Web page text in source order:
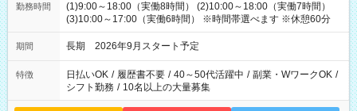
勤務時間
(1)9:00～18:00（実働8時間） (2)10:00～18:00（実働7時間）
(3)10:00～17:00（実働6時間） ※時間帯選べます ※休憩60分
期間 長期 2026年9月スタート予定
特徴 日払いOK / 履歴書不要 / 40～50代活躍中 / 副業・WワークOK /
シフト勤務 / 10名以上の大量募集